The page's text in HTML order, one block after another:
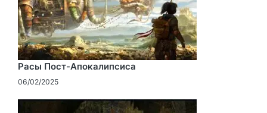
Расы Пост-Апокалипсиса
06/02/2025